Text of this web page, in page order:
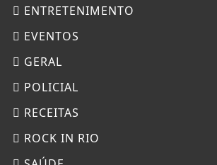
ENTRETENIMENTO
EVENTOS
GERAL
POLICIAL
RECEITAS
ROCK IN RIO